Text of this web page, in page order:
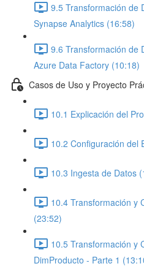
9.5 Transformación de
Synapse Analytics (16:58)
9.6 Transformación de
Azure Data Factory (10:18)
Casos de Uso y Proyecto
10.1 Explicación del
10.2 Configuración del
10.3 Ingesta de Datos
10.4 Transformación y
(23:52)
10.5 Transformación y
DimProducto - Parte 1